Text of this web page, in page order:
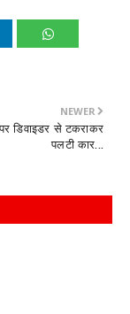
NEWER
डिवाइडर से टकराकर
पलटी कार...